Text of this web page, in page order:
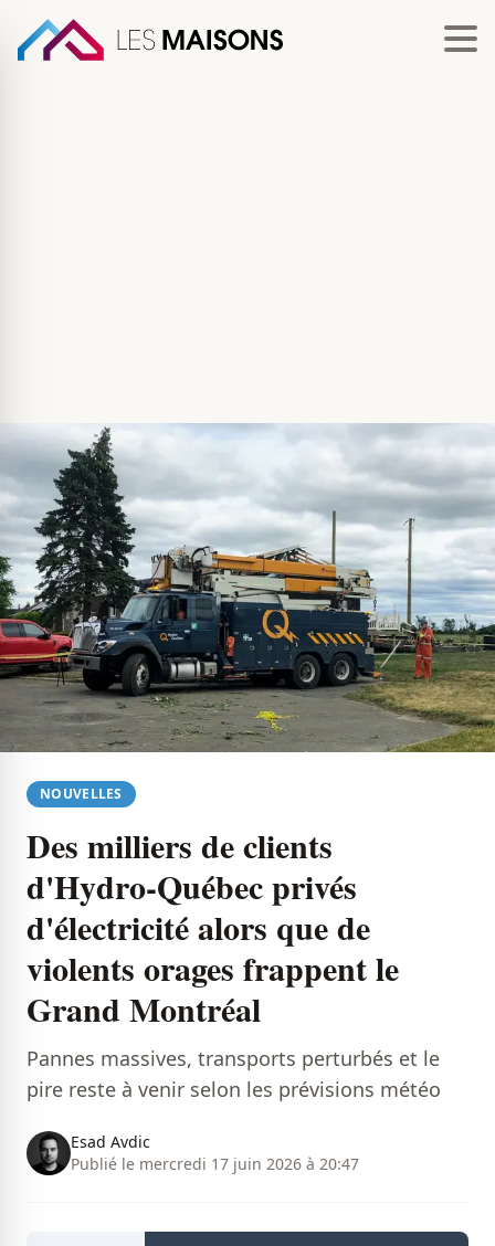
NOUVELLES
Des milliers de clients
d'Hydro-Québec privés
d'électricité alors que de
violents orages frappent le
Grand Montréal
Pannes massives, transports perturbés et le
pire reste à venir selon les prévisions météo
Esad Avdic
Publié le mercredi 17 juin 2026 à 20:47